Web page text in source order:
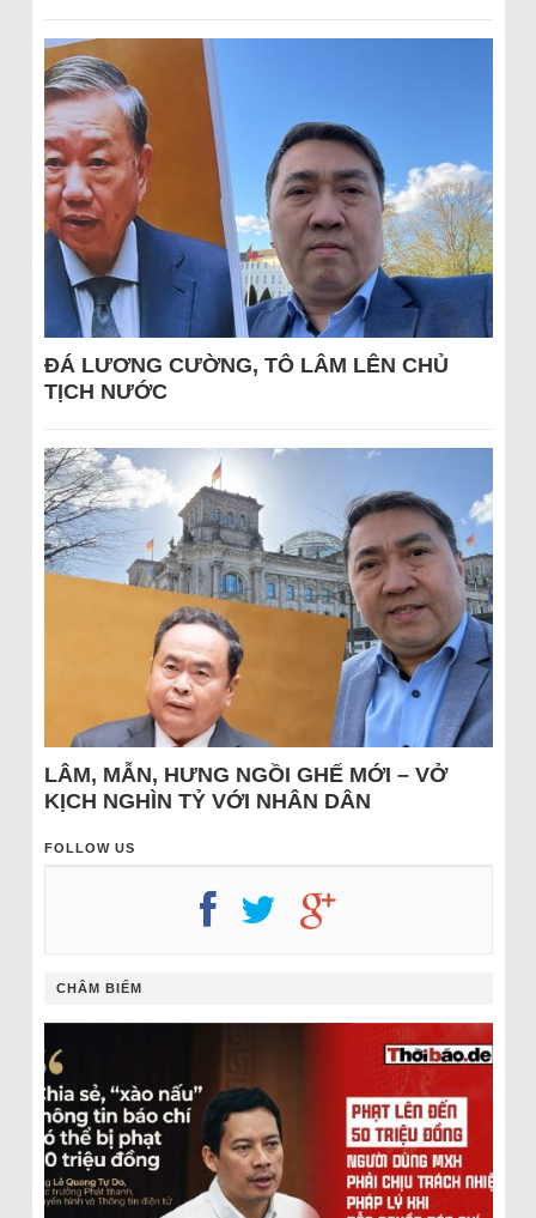
ĐÁ LƯƠNG CƯỜNG, TÔ LÂM LÊN CHỦ
TỊCH NƯỚC
LÂM, MẪN, HƯNG NGỒI GHẾ MỚI – VỞ
KỊCH NGHÌN TỶ VỚI NHÂN DÂN
FOLLOW US
CHÂM BIẾM